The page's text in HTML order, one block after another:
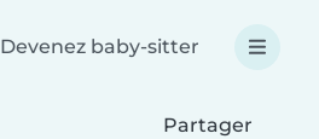
Devenez baby-sitter
Partager